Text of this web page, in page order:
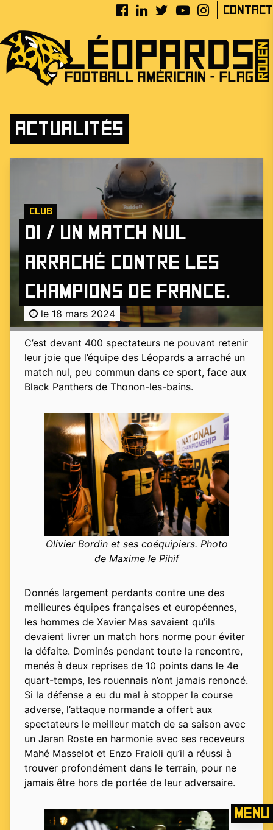
Contact
Menu
Actualités
Club
D1 / Un match nul
arraché contre les
champions de France.
le 18 mars 2024
C’est devant 400 spectateurs ne pouvant retenir
leur joie que l’équipe des Léopards a arraché un
match nul, peu commun dans ce sport, face aux
Black Panthers de Thonon-les-bains.
Olivier Bordin et ses coéquipiers. Photo
de Maxime le Pihif
Donnés largement perdants contre une des
meilleures équipes françaises et européennes,
les hommes de Xavier Mas savaient qu’ils
devaient livrer un match hors norme pour éviter
la défaite. Dominés pendant toute la rencontre,
menés à deux reprises de 10 points dans le 4e
quart-temps, les rouennais n’ont jamais renoncé.
Si la défense a eu du mal à stopper la course
adverse, l’attaque normande a offert aux
spectateurs le meilleur match de sa saison avec
un Jaran Roste en harmonie avec ses receveurs
Mahé Masselot et Enzo Fraioli qu’il a réussi à
trouver profondément dans le terrain, pour ne
jamais être hors de portée de leur adversaire.